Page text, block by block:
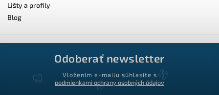
Lišty a profily
Blog
Odoberať newsletter
Vložením e-mailu súhlasíte s
podmienkami ochrany osobných údajov